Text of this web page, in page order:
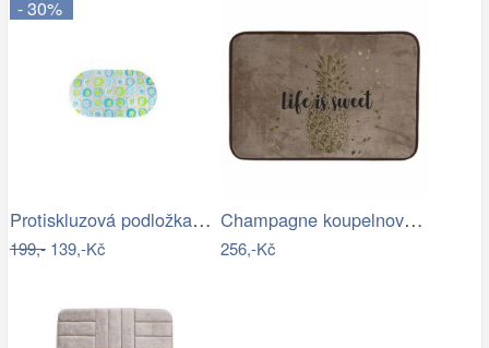
- 30%
Protiskluzová podložka do koupelny…
199,-139,-Kč
Champagne koupelnová předložka se…
256,-Kč